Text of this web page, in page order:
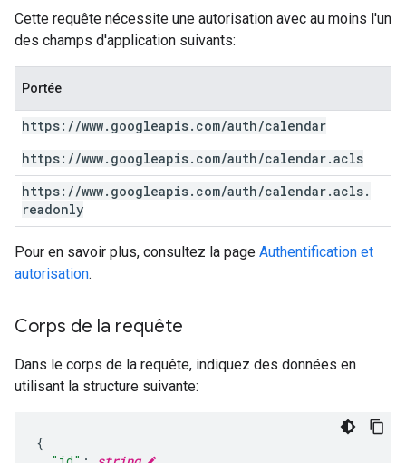
Cette requête nécessite une autorisation avec au moins l'un
des champs d'application suivants:
Portée
https: //www. googleapis. com/auth/calendar
https: //www. googleapis. com/auth/calendar.acls
https: //www. googleapis. com/auth/calendar.acls.
readonly
Pour en savoir plus, consultez la page Authentification et
autorisation.
Corps de la requête
Dans le corps de la requête, indiquez des données en
utilisant la structure suivante: